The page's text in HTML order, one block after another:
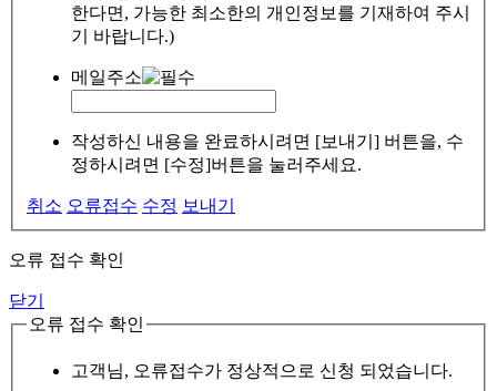
한다면, 가능한 최소한의 개인정보를 기재하여 주시
기 바랍니다.)
메일주소
작성하신 내용을 완료하시려면 [보내기] 버튼을, 수
정하시려면 [수정]버튼을 눌러주세요.
취소 오류접수 수정 보내기
오류 접수 확인
닫기
오류 접수 확인
고객님, 오류접수가 정상적으로 신청 되었습니다.